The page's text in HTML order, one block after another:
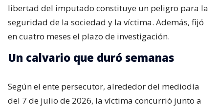
libertad del imputado constituye un peligro para la
seguridad de la sociedad y la víctima. Además, fijó
en cuatro meses el plazo de investigación.
Un calvario que duró semanas
Según el ente persecutor, alrededor del mediodía
del 7 de julio de 2026, la víctima concurrió junto a